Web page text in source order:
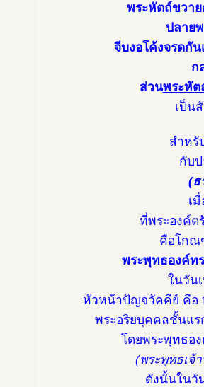
พระหัตถ์ขวา
ปลาย
จีบงอโค้งจรดกั
ก
ส่วนพระหัต
เป็น
สำหรั
กับ
(ธ
เ
ที่พระองค์ต
คือโกณ
พระพุทธองค์ท
ในวัน
หัวหน้าปัญจวัคคีย์ คือ
พระอริยบุคคลชั้นแ
โดยพระพุทธอ
(พระพุทธเจ้
ดังนั้นในวั